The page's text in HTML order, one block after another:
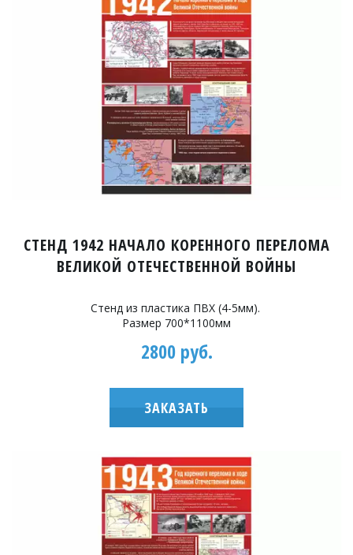
СТЕНД 1942 НАЧАЛО КОРЕННОГО ПЕРЕЛОМА
ВЕЛИКОЙ ОТЕЧЕСТВЕННОЙ ВОЙНЫ
Стенд из пластика ПВХ (4-5мм).
Размер 700*1100мм
2800 руб.
ЗАКАЗАТЬ